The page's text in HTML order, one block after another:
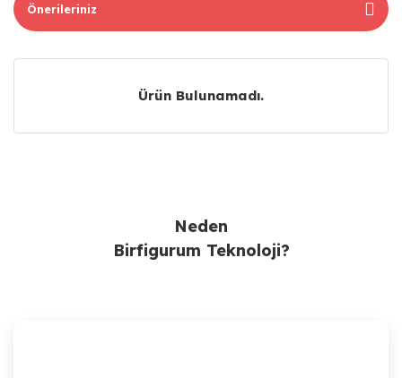
Önerileriniz
Ürün Bulunamadı.
Neden
Birfigurum Teknoloji?